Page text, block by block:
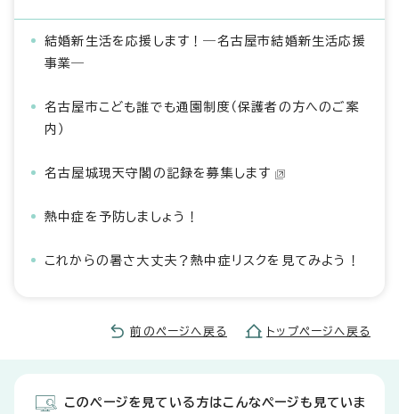
結婚新生活を応援します！―名古屋市結婚新生活応援
事業―
名古屋市こども誰でも通園制度（保護者の方へのご案
内）
名古屋城現天守閣の記録を募集します
熱中症を予防しましょう！
これからの暑さ大丈夫？熱中症リスクを見てみよう！
前のページへ戻る トップページへ戻る
このページを見ている方はこんなページも見ていま